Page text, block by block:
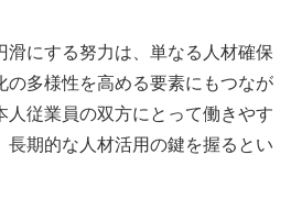
滑にする努力は、単なる人材確保
の多様性を高める要素にもつなが
人従業員の双方にとって働きやす
長期的な人材活用の鍵を握るとい